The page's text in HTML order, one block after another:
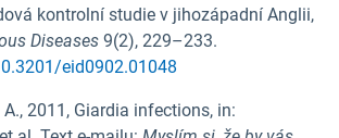
kontrolní studie v jihozápadní Anglii,
Diseases 9(2), 229–233.
eid0902.01048
2011, Giardia infections, in: